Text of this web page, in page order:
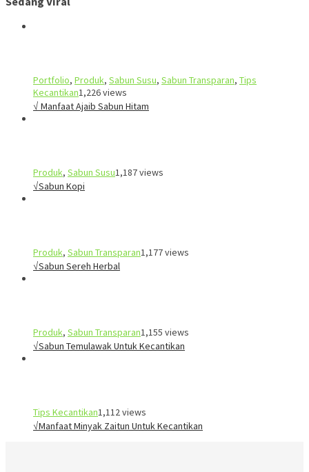
Portfolio, Produk, Sabun Susu, Sabun Transparan, Tips
Kecantikan1,226 views
√ Manfaat Ajaib Sabun Hitam
Produk, Sabun Susu1,187 views
√Sabun Kopi
Produk, Sabun Transparan1,177 views
√Sabun Sereh Herbal
Produk, Sabun Transparan1,155 views
√Sabun Temulawak Untuk Kecantikan
Tips Kecantikan1,112 views
√Manfaat Minyak Zaitun Untuk Kecantikan